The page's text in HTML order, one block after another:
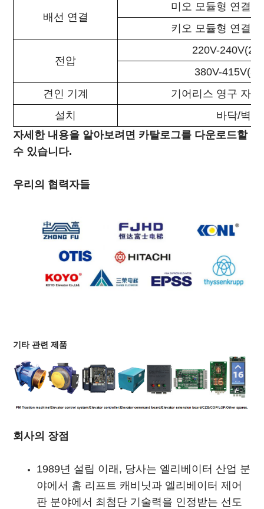
배선 연결
미오 모듈형 연결
키오 모듈형 연결
전압
220V-
380V-
견인 기계
기어리스 영구 자
설치
바닥/벽
자세한 내용을 알아보려면 카탈로그를 다운로드할
수 있습니다.
우리의 협력자들
기타 관련 제품
회사의 장점
1989년 설립 이래, 당사는 엘리베이터 산업 분
야에서 홈 리프트 캐비닛과 엘리베이터 제어
판 분야에서 최첨단 기술력을 인정받는 선도